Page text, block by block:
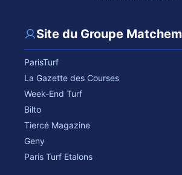
Site du Groupe Matchem
ParisTurf
La Gazette des Courses
Week-End Turf
Bilto
Tiercé Magazine
Geny
Paris Turf Etalons